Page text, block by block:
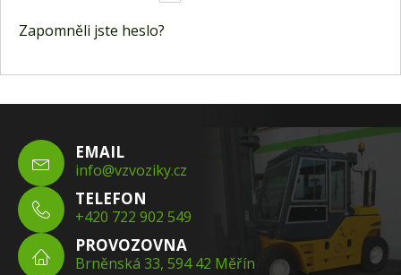
Zapomněli jste heslo?
EMAIL
info@vzvoziky.cz
TELEFON
+420 722 902 549
PROVOZOVNA
Brněnská 33, 594 42 Měřín